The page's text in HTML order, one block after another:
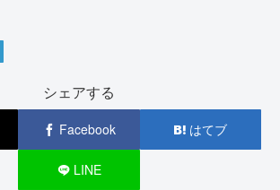
シェアする
Facebook はてブ
LINE